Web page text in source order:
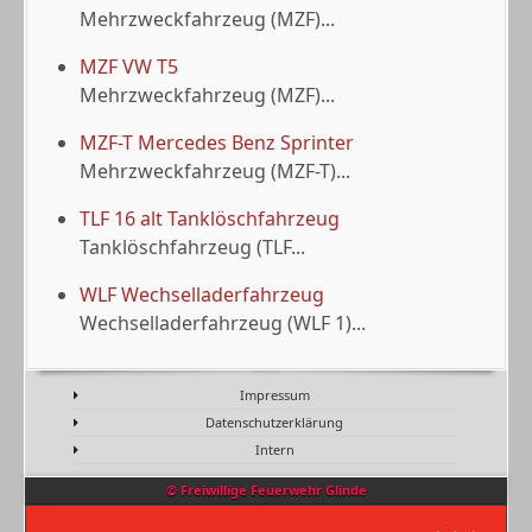
Impressum
Datenschutzerklärung
Intern
© Freiwillige Feuerwehr Glinde
Mehrzweckfahrzeug (MZF)...
MZF VW T5
Mehrzweckfahrzeug (MZF)...
MZF-T Mercedes Benz Sprinter
Mehrzweckfahrzeug (MZF-T)...
TLF 16 alt Tanklöschfahrzeug
Tanklöschfahrzeug (TLF...
WLF Wechselladerfahrzeug
Wechselladerfahrzeug (WLF 1)...